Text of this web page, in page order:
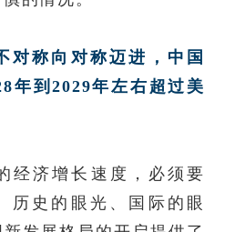
对称向对称迈进，中国
年到2029年左右超过美
经济增长速度，必须要
历史的眼光、国际的眼